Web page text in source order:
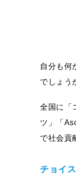
自分も何
でしょう
全国に「
ツ」「
で社会貢
チョイ